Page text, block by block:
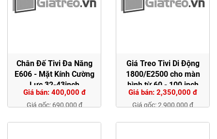
Chân Đế Tivi Đa Năng
E606 - Mặt Kính Cường
Lực 32-43inch
Giá bán: 400,000 đ
Giá gốc: 690,000 đ
Giá Treo Tivi Di Động
1800/E2500 cho màn
hình từ 60 - 100 inch
Giá bán: 2,350,000 đ
Giá gốc: 2,900,000 đ